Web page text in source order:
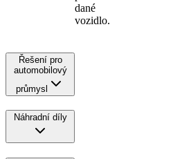
dané
vozidlo.
Řešení pro
automobilový
průmysl
Náhradní díly